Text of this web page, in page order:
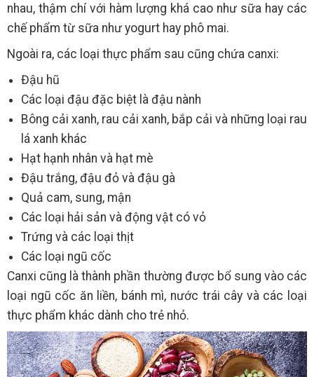
nhau, thậm chí với hàm lượng khá cao như sữa hay các
chế phẩm từ sữa như yogurt hay phô mai.
Ngoài ra, các loại thực phẩm sau cũng chứa canxi:
Đậu hũ
Các loại đậu đặc biệt là đậu nành
Bông cải xanh, rau cải xanh, bắp cải và những loại rau
lá xanh khác
Hạt hạnh nhân và hạt mè
Đậu trắng, đậu đỏ và đậu gà
Quả cam, sung, mận
Các loại hải sản và động vật có vỏ
Trứng và các loại thịt
Các loại ngũ cốc
Canxi cũng là thành phần thường được bổ sung vào các
loại ngũ cốc ăn liền, bánh mì, nước trái cây và các loại
thực phẩm khác dành cho trẻ nhỏ.